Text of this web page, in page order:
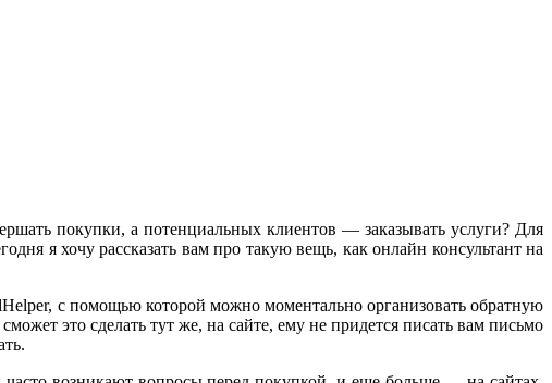
покупки, а потенциальных клиентов — заказывать услуги? Для
я хочу рассказать вам про такую вещь, как онлайн консультант на
с помощью которой можно моментально организовать обратную
это сделать тут же, на сайте, ему не придется писать вам письмо